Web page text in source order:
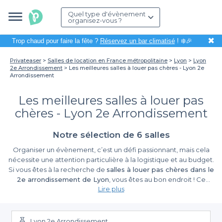
Quel type d'évènement
organisez-vous ?
Trop chaud pour faire la fête ? Réservez un bar climatisé! ❄️🎉 ✖
Privateaser Salles de location en France métropolitaine Lyon
Lyon
2e Arrondissement
Les meilleures salles à louer pas chères - Lyon 2e
Arrondissement
Les meilleures salles à louer pas
chères - Lyon 2e Arrondissement
Notre sélection de 6 salles
Organiser un évènement, c’est un défi passionnant, mais cela
nécessite une attention particulière à la logistique et au budget.
Si vous êtes à la recherche de salles à louer pas chères dans le
2e arrondissement de Lyon , vous êtes au bon endroit ! Ce
quartier vibrant, situé au cœur de la ville des lumières, regorge
privés. Grâce à notre plateforme, nous vous faciliterons la tâche.
Des salles variées pour tous vos besoins
Lire plus